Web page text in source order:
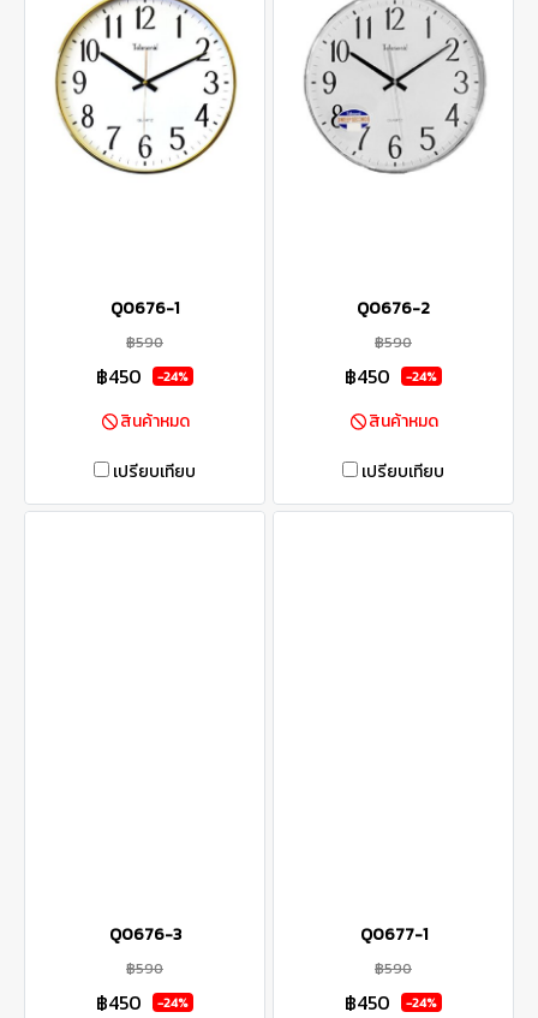
Q0676-1
฿590
฿450 -24%
สินค้าหมด
เปรียบเทียบ
Q0676-2
฿590
฿450 -24%
สินค้าหมด
เปรียบเทียบ
Q0676-3
฿590
฿450 -24%
Q0677-1
฿590
฿450 -24%